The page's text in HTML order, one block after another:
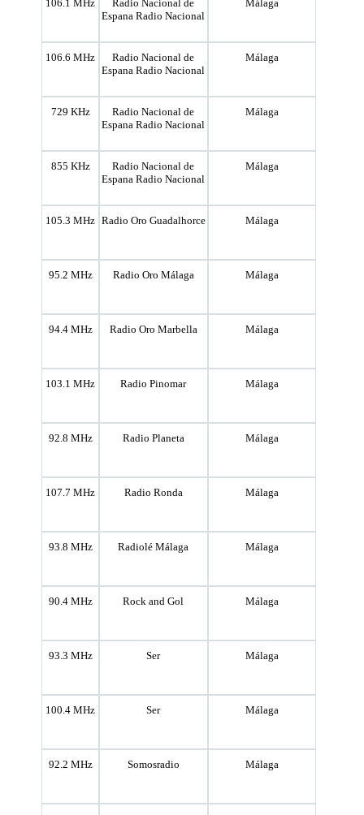
106.1 MHz
Radio Nacional de
Espana Radio Nacional
Málaga
106.6 MHz
Radio Nacional de
Espana Radio Nacional
Málaga
729 KHz
Radio Nacional de
Espana Radio Nacional
Málaga
855 KHz
Radio Nacional de
Espana Radio Nacional
Málaga
105.3 MHz Radio Oro Guadalhorce Málaga
95.2 MHz Radio Oro Málaga Málaga
94.4 MHz Radio Oro Marbella Málaga
103.1 MHz Radio Pinomar Málaga
92.8 MHz Radio Planeta Málaga
107.7 MHz Radio Ronda Málaga
93.8 MHz Radiolé Málaga Málaga
90.4 MHz Rock and Gol Málaga
93.3 MHz Ser Málaga
100.4 MHz Ser Málaga
92.2 MHz Somosradio Málaga